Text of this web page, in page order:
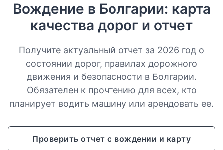
Вождение в Болгарии: карта
качества дорог и отчет
Получите актуальный отчет за 2026 год о
состоянии дорог, правилах дорожного
движения и безопасности в Болгарии.
Обязателен к прочтению для всех, кто
планирует водить машину или арендовать ее.
Проверить отчет о вождении и карту